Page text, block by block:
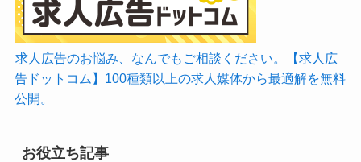
求人広告のお悩み、なんでもご相談ください。【求人広
告ドットコム】100種類以上の求人媒体から最適解を無料
公開。
お役立ち記事